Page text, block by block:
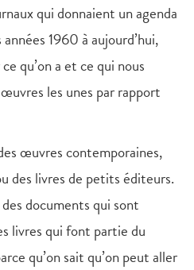
qui donnaient un agenda
1960 à aujourd’hui,
qu’on a et ce qui nous
les unes par rapport
œuvres contemporaines,
des livres de petits éditeurs.
documents qui sont
livres qui font partie du
qu’on sait qu’on peut aller